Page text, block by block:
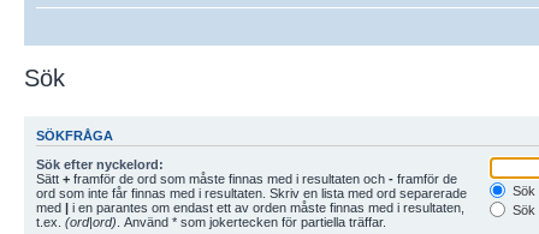
Sök
SÖKFRÅGA
Sök efter nyckelord:
Sätt + framför de ord som måste finnas med i resultaten och - framför de
ord som inte får finnas med i resultaten. Skriv en lista med ord separerade
med | i en parantes om endast ett av orden måste finnas med i resultaten,
t.ex. (ord|ord) . Använd * som jokertecken för partiella träffar.
Sök
Sök